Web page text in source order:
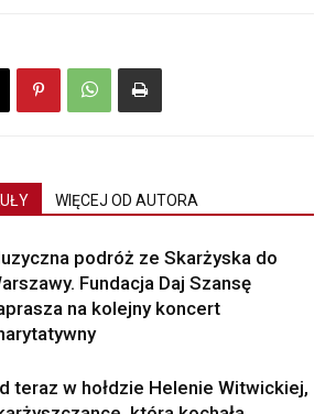
WIĘCEJ OD AUTORA
podróż ze Skarżyska do
Fundacja Daj Szansę
na kolejny koncert
teraz w hołdzie Helenie Witwickiej,